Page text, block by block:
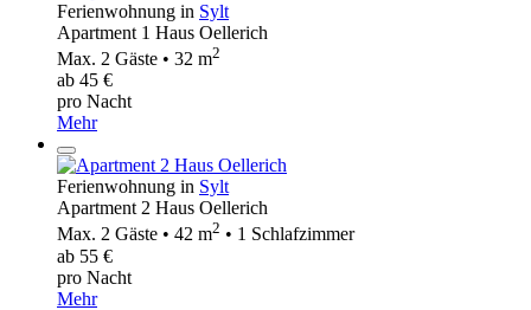
Ferienwohnung in Sylt
Apartment 1 Haus Oellerich
Max. 2 Gäste • 32 m2
ab 45 €
pro Nacht
Mehr
Ferienwohnung in Sylt
Apartment 2 Haus Oellerich
Max. 2 Gäste • 42 m2 • 1 Schlafzimmer
ab 55 €
pro Nacht
Mehr